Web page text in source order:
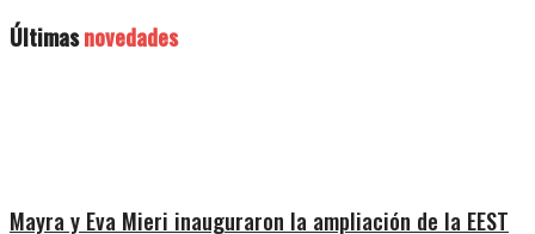
Últimasnovedades
Mayra y Eva Mieri inauguraron la ampliación de la EEST